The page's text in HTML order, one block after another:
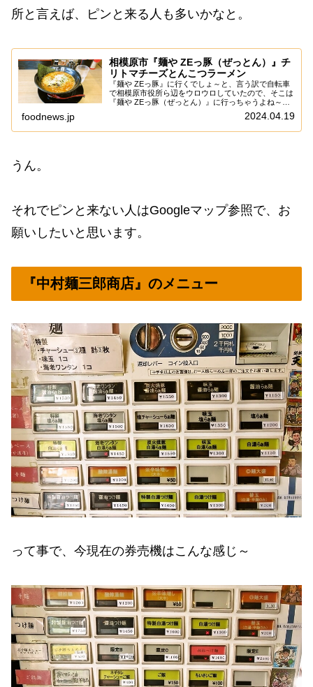
所と言えば、ピンと来る人も多いかなと。
相模原市『麺や ZEっ豚（ぜっとん）』チ
リトマチーズとんこつラーメン
『麺や ZEっ豚』に行くでしょ～と、言う訳で自転車
で相模原市役所ら辺をウロウロしていたので、そこは
『麺や ZEっ豚（ぜっとん）』に行っちゃうよね～何
気に相模原市役所周辺、ランチは充実しているので、
ランチに困ったら訪れる場所だったりして？ん～...
foodnews.jp 2024.04.19
うん。
それでピンと来ない人はGoogleマップ参照で、お
願いしたいと思います。
『中村麺三郎商店』のメニュー
って事で、今現在の券売機はこんな感じ～